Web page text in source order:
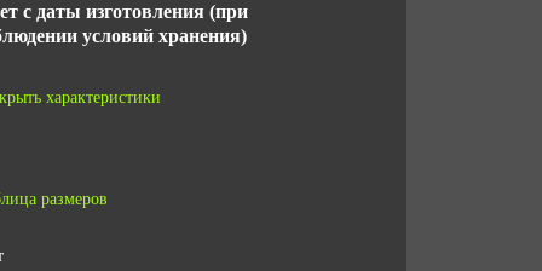
с даты изготовления (при
условий хранения)
за ед,кг
характеристики
размеров